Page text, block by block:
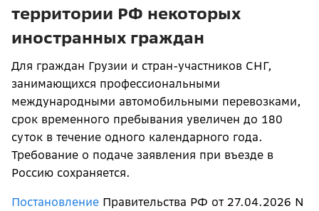
территории РФ некоторых
иностранных граждан
Для граждан Грузии и стран-участников СНГ,
занимающихся профессиональными
международными автомобильными перевозками,
срок временного пребывания увеличен до 180
суток в течение одного календарного года.
Требование о подаче заявления при въезде в
Россию сохраняется.
Постановление Правительства РФ от 27.04.2026 N